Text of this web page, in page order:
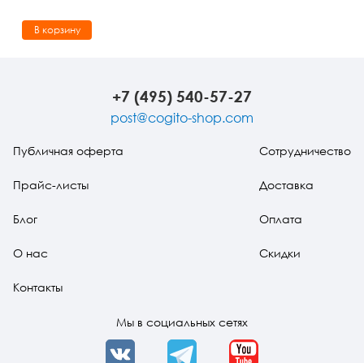
В корзину
+7 (495) 540-57-27
post@cogito-shop.com
Публичная оферта
Прайс-листы
Блог
О нас
Контакты
Сотрудничество
Доставка
Оплата
Скидки
Мы в социальных сетях
VK Telegram YouTube